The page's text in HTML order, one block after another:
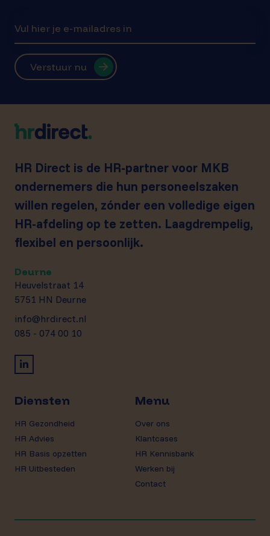
Verstuur nu
HR Direct is de HR-partner voor MKB
ondernemers die hun personeelszaken
willen regelen, zónder een volledige eigen
HR-afdeling op te zetten. Laagdrempelig,
flexibel en persoonlijk.
Deurne
Heuvelstraat 14
5751 HN Deurne
info@hrdirect.nl
085 - 074 00 10
Diensten
HR Gezondheid
HR Advies
HR Basis opzetten
HR Uitbesteden
Menu
Over ons
Klantcases
HR Kennisbank
Werken bij
Contact